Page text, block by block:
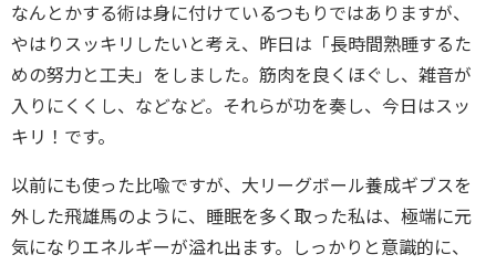
なんとかする術は身に付けているつもりではありますが、
やはりスッキリしたいと考え、昨日は「長時間熟睡するた
めの努力と工夫」をしました。筋肉を良くほぐし、雑音が
入りにくくし、などなど。それらが功を奏し、今日はスッ
キリ！です。
以前にも使った比喩ですが、大リーグボール養成ギブスを
外した飛雄馬のように、睡眠を多く取った私は、極端に元
気になりエネルギーが溢れ出ます。しっかりと意識的に、